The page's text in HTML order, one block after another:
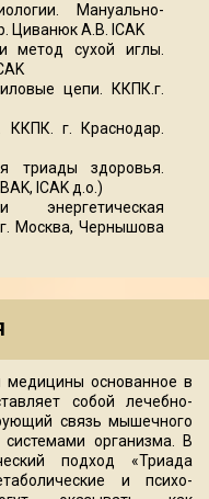
Мануально-
Циванюк А.В. ICAK
метод сухой иглы.
цепи. ККПК.г.
ККПК. г. Краснодар.
триады здоровья.
ICAK д.о.)
Москва, Чернышова
медицины основанное в
собой лечебно-
связь мышечного
организма. В
подход «Триада
и психо-